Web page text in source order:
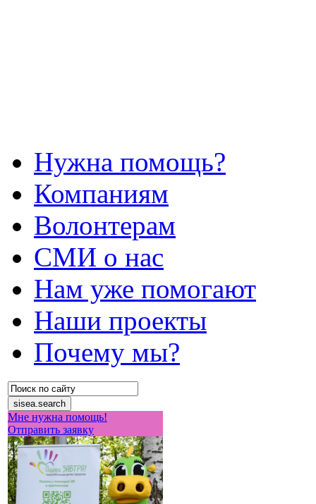
Нужна помощь?
Компаниям
Волонтерам
СМИ о нас
Нам уже помогают
Наши проекты
Почему мы?
Мне нужна помощь!
Отправить заявку